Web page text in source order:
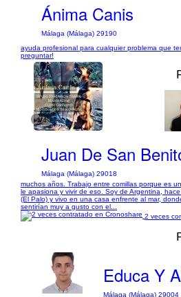
Ánima Canis
Málaga (Málaga) 29190
ayuda profesional para cualquier problema que
preguntar!
1/4
Juan De San
Málaga (Málaga) 29018
muchos años. Trabajo entre comillas porque es
le apasiona y vivir de eso. Soy de Argentina,
(El Palo) y vivo en una casa enfrente al mar,
sentirían muy a gusto con el...
2 veces
Educa Y
Málaga (Málaga) 29004